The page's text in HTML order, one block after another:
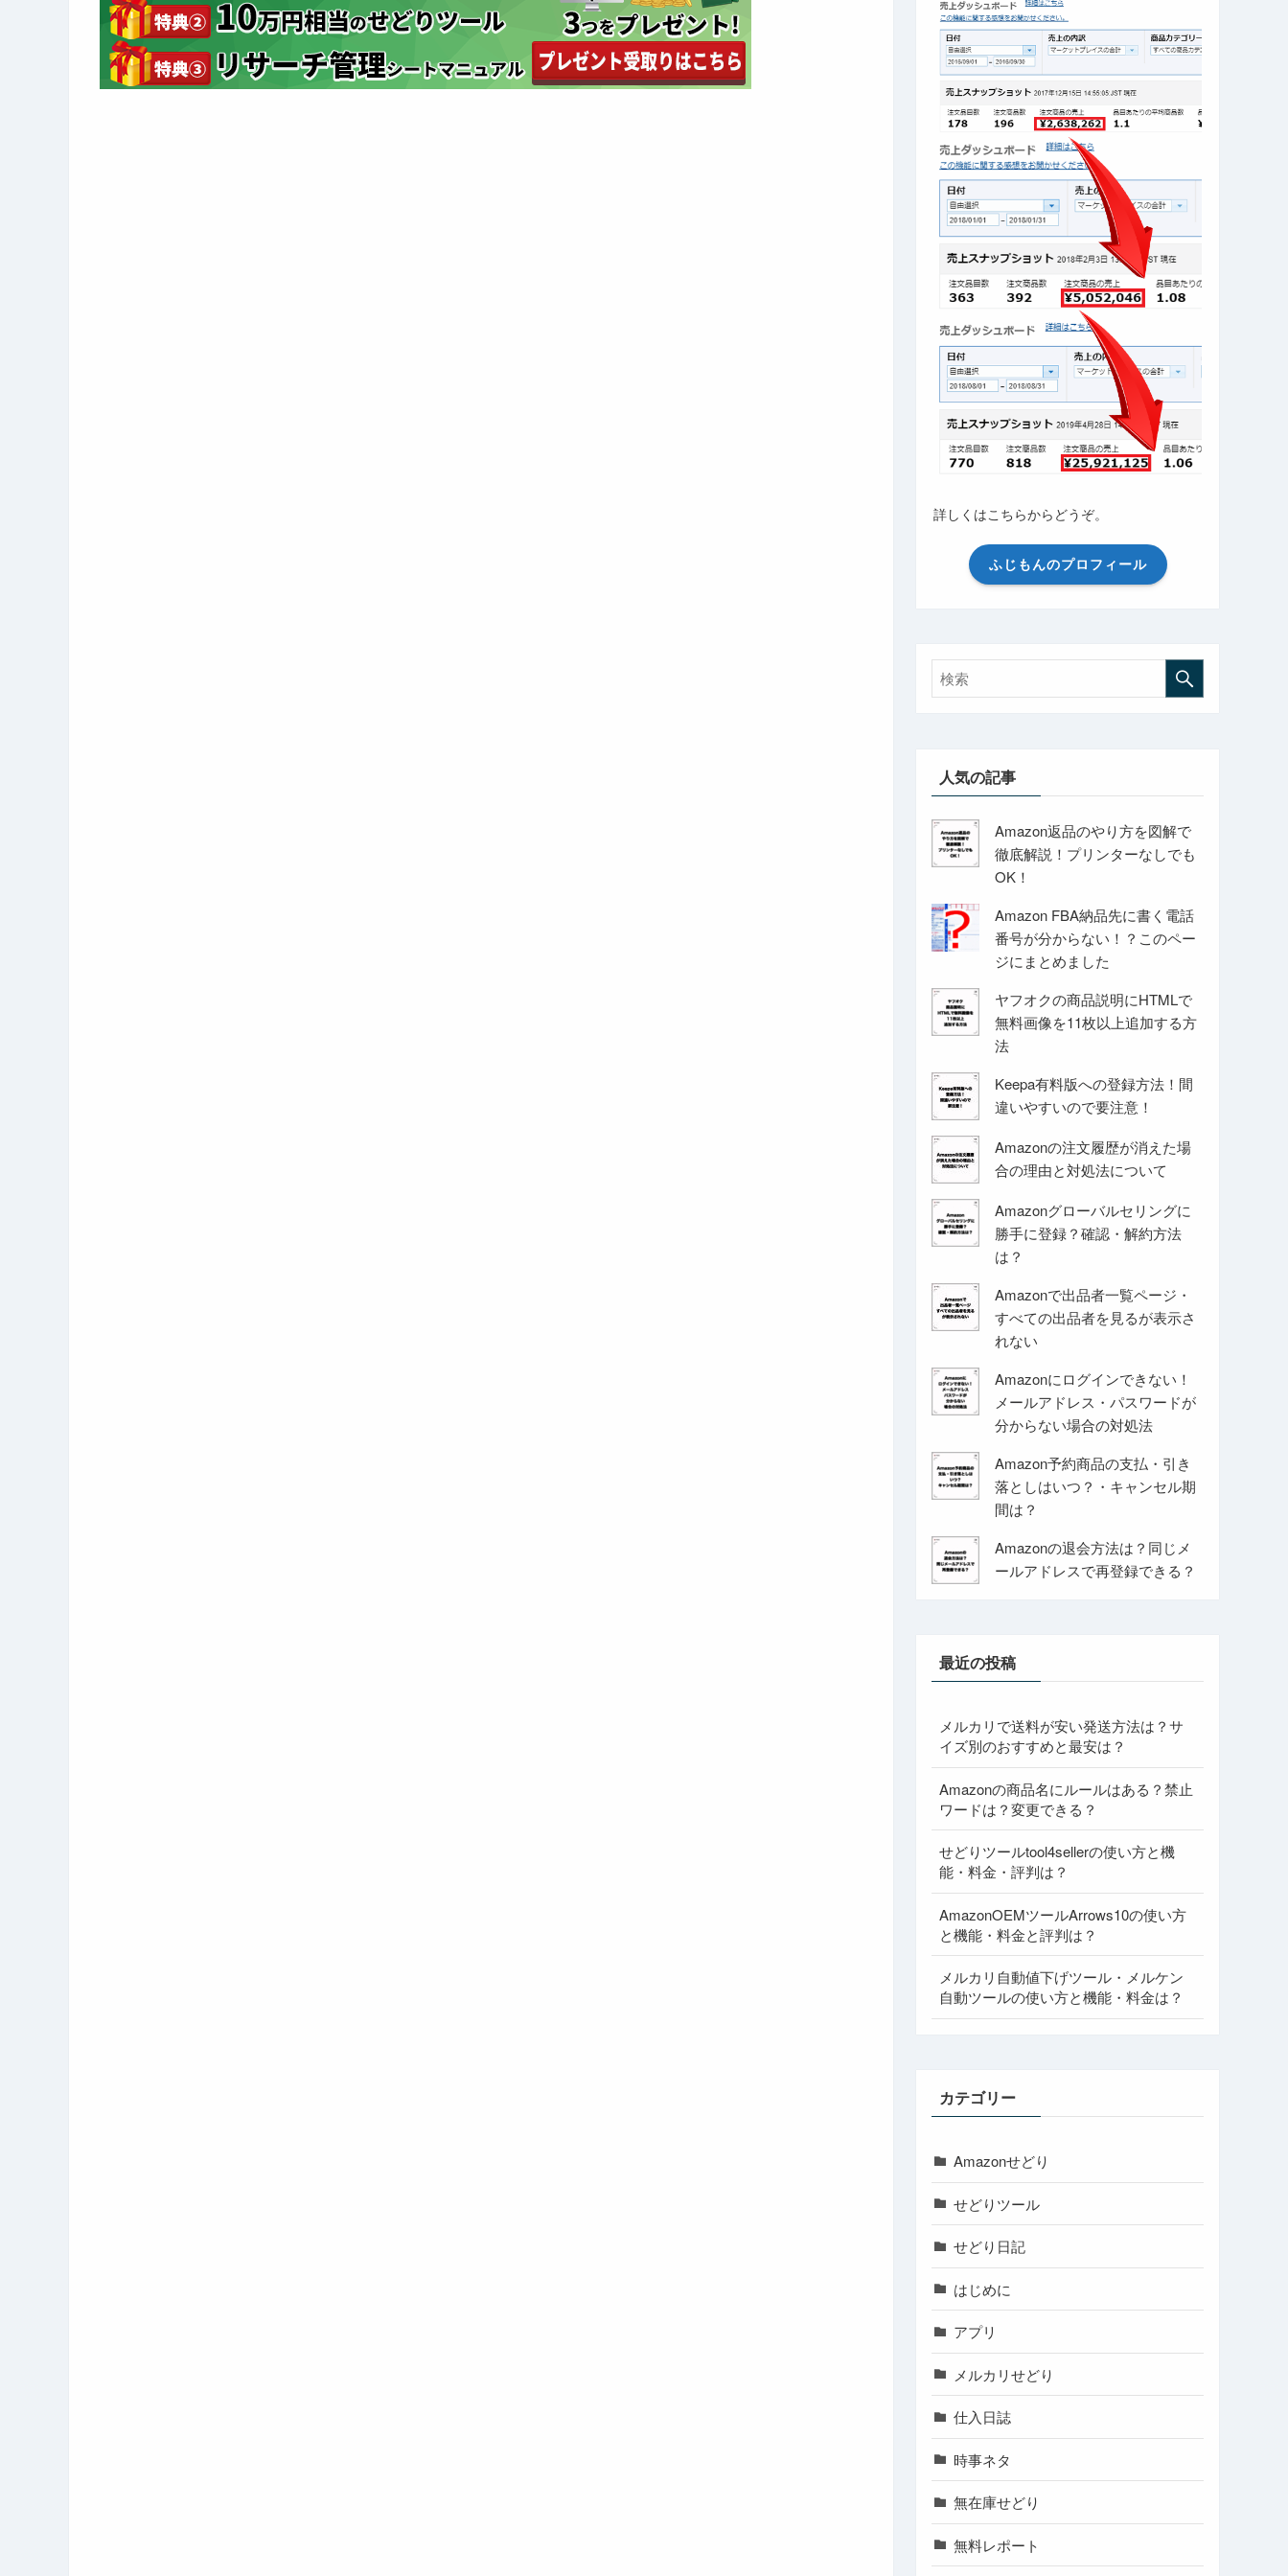
詳しくはこちらからどうぞ。
ふじもんのプロフィール
人気の記事
Amazon返品のやり方を図解で
徹底解説！プリンターなしでも
OK！
Amazon FBA納品先に書く電話
番号が分からない！？このペー
ジにまとめました
ヤフオクの商品説明にHTMLで
無料画像を11枚以上追加する方
法
Keepa有料版への登録方法！間
違いやすいので要注意！
Amazonの注文履歴が消えた場
合の理由と対処法について
Amazonグローバルセリングに
勝手に登録？確認・解約方法
は？
Amazonで出品者一覧ページ・
すべての出品者を見るが表示さ
れない
Amazonにログインできない！
メールアドレス・パスワードが
分からない場合の対処法
Amazon予約商品の支払・引き
落としはいつ？・キャンセル期
間は？
Amazonの退会方法は？同じメ
ールアドレスで再登録できる？
最近の投稿
メルカリで送料が安い発送方法は？サ
イズ別のおすすめと最安は？
Amazonの商品名にルールはある？禁止
ワードは？変更できる？
せどりツールtool4sellerの使い方と機
能・料金・評判は？
AmazonOEMツールArrows10の使い方
と機能・料金と評判は？
メルカリ自動値下げツール・メルケン
自動ツールの使い方と機能・料金は？
カテゴリー
Amazonせどり
せどりツール
せどり日記
はじめに
アプリ
メルカリせどり
仕入日誌
時事ネタ
無在庫せどり
無料レポート